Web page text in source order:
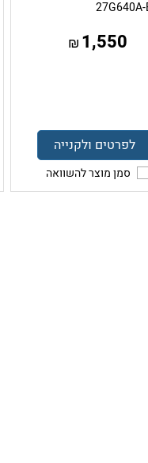
1,550
₪
לפרטים ולקנייה
סמן מוצר להשוואה